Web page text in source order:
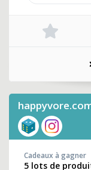
Cadeaux à gagner
5 lots de